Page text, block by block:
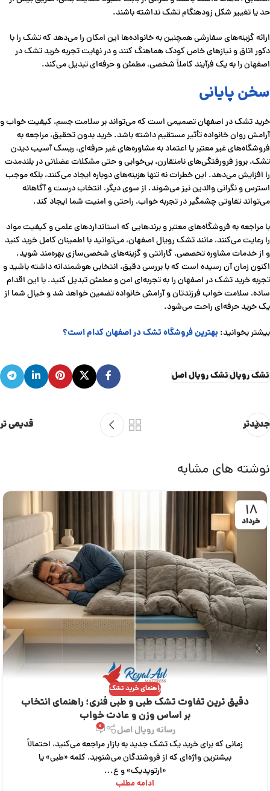
حد یا تغییر شکل زودهنگام تشک نداشته باشند.
ارائه گزینه‌های سفارشی همچنین به خانواده‌ها این امکان را می‌دهد که تشک را با
دکور اتاق و نیازهای خاص کودک هماهنگ کنند و در نهایت تجربه خرید تشک در
اصفهان را به یک فرآیند کاملاً شخصی، مطمئن و حرفه‌ای تبدیل می‌کند.
سخن پایانی
خرید تشک در اصفهان تصمیمی است که می‌تواند بر سلامت جسم، کیفیت خواب و
آرامش روان خانواده تأثیر مستقیم داشته باشد. خرید بدون تحقیق، مراجعه به
فروشگاه‌های غیر معتبر یا اعتماد به مشاوره‌های غیر حرفه‌ای، ریسک آسیب دیدن
تشک، بروز فرورفتگی‌های نامتقارن، بی‌خوابی و حتی مشکلات عضلانی در بلندمدت
را افزایش می‌دهد. این خطرات نه تنها هزینه‌های دوباره ایجاد می‌کنند، بلکه موجب
استرس و نگرانی والدین نیز می‌شوند. از سوی دیگر، انتخاب درست و آگاهانه
می‌تواند تفاوتی چشمگیر در تجربه خواب، راحتی و امنیت شما ایجاد کند.
با مراجعه به فروشگاه‌های معتبر و برندهایی که استانداردهای علمی و کیفیت مواد
را رعایت می‌کنند، مانند تشک رویال اصفهان، می‌توانید با اطمینان کامل خرید کنید
و از خدمات مشاوره تخصصی، گارانتی و گزینه‌های شخصی‌سازی بهره‌مند شوید.
اکنون زمان آن رسیده است که با بررسی دقیق، انتخابی هوشمندانه داشته باشید و
تجربه خرید تشک در اصفهان را به تجربه‌ای امن و مطمئن تبدیل کنید. با این اقدام
ساده، سلامت خواب فرزندتان و آرامش خانواده تضمین خواهد شد و خیال شما از
یک خرید حرفه‌ای راحت می‌شود.
بیشتر بخوانید: بهترین فروشگاه تشک در اصفهان کدام است؟
تشک رویالتشک رویال اصل
جدیدتر قدیمی تر
نوشته های مشابه
۱۸
خرداد
راهنمای خرید تشک
دقیق ترین تفاوت تشک‌ طبی و طبی فنری؛ راهنمای انتخاب
بر اساس وزن و عادت خواب
رسانه رویال اصل 0
زمانی که برای خرید یک تشک جدید به بازار مراجعه می‌کنید، احتمالاً
بیشترین واژه‌ای که از فروشندگان می‌شنوید، کلمه «طبی» یا
«ارتوپدیک» و ع...
ادامه مطلب